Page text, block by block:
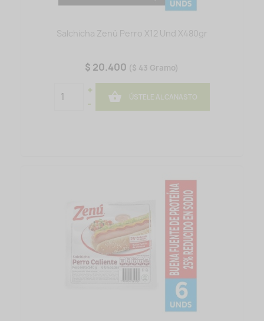
Salchicha Zenú Perro X12 Und X480gr
$ 20.400 ($ 43 Gramo)
+
-
 ÚSTELE AL CANASTO